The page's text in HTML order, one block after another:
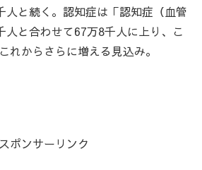
人と続く。認知症は「認知症（血管
人と合わせて67万8千人に上り、こ
れからさらに増える見込み。
スポンサーリンク